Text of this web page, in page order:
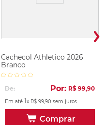
Cachecol Athletico 2026
Branco
De: Por: R$ 99,90
Em até 1x R$ 99,90 sem juros
Comprar